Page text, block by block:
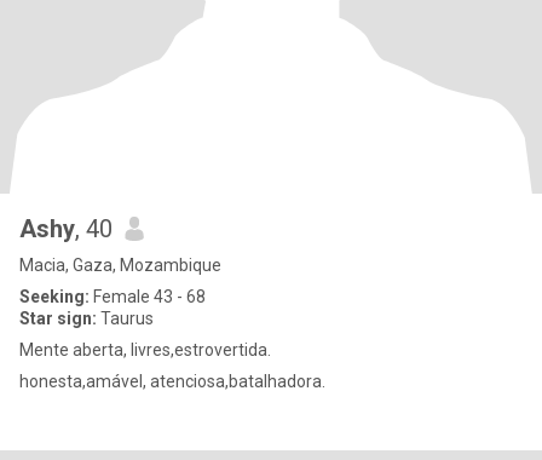
Ashy, 40
Macia, Gaza, Mozambique
Seeking: Female 43 - 68
Star sign: Taurus
Mente aberta, livres,estrovertida.
honesta,amável, atenciosa,batalhadora.